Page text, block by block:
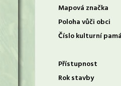
Mapová značka
Poloha vůči obci
Číslo kulturní
Přístupnost
Rok stavby